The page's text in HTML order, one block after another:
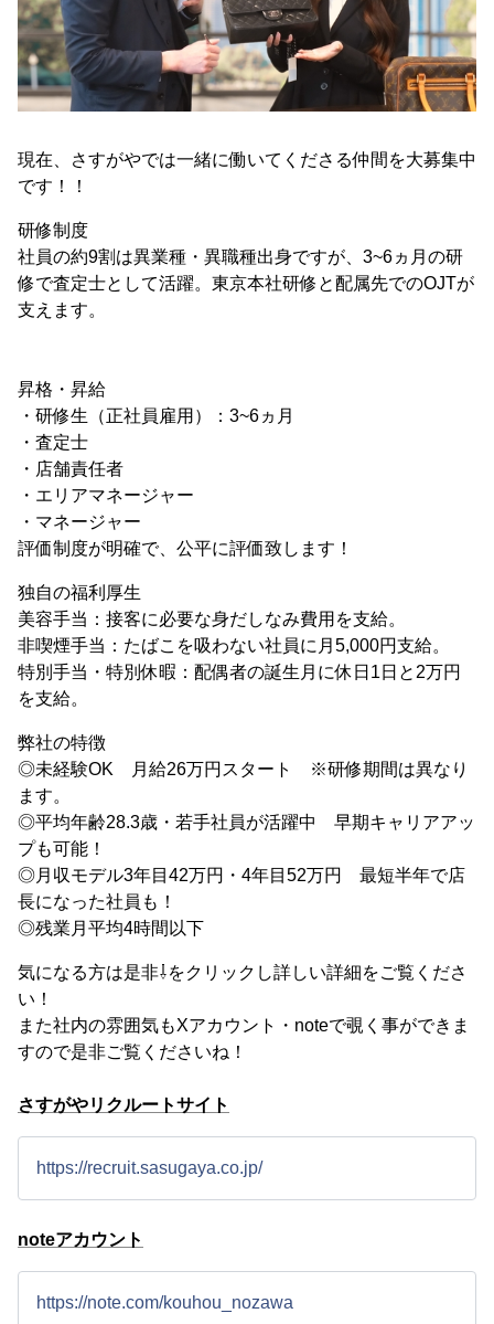
現在、さすがやでは一緒に働いてくださる仲間を大募集中
です！！
研修制度
社員の約9割は異業種・異職種出身ですが、3~6ヵ月の研
修で査定士として活躍。東京本社研修と配属先でのOJTが
支えます。
昇格・昇給
・研修生（正社員雇用）：3~6ヵ月
・査定士
・店舗責任者
・エリアマネージャー
・マネージャー
評価制度が明確で、公平に評価致します！
独自の福利厚生
美容手当：接客に必要な身だしなみ費用を支給。
非喫煙手当：たばこを吸わない社員に月5,000円支給。
特別手当・特別休暇：配偶者の誕生月に休日1日と2万円
を支給。
弊社の特徴
◎未経験OK 月給26万円スタート ※研修期間は異なり
ます。
◎平均年齢28.3歳・若手社員が活躍中 早期キャリアアッ
プも可能！
◎月収モデル3年目42万円・4年目52万円 最短半年で店
長になった社員も！
◎残業月平均4時間以下
気になる方は是非⇩をクリックし詳しい詳細をご覧くださ
い！
また社内の雰囲気もXアカウント・noteで覗く事ができま
すので是非ご覧くださいね！
さすがやリクルートサイト
https://recruit.sasugaya.co.jp/
noteアカウント
https://note.com/kouhou_nozawa